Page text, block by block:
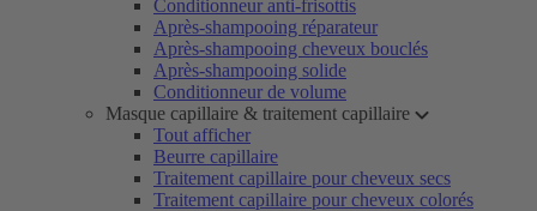
Conditionneur anti-frisottis
Après-shampooing réparateur
Après-shampooing cheveux bouclés
Après-shampooing solide
Conditionneur de volume
Masque capillaire & traitement capillaire
Tout afficher
Beurre capillaire
Traitement capillaire pour cheveux secs
Traitement capillaire pour cheveux colorés